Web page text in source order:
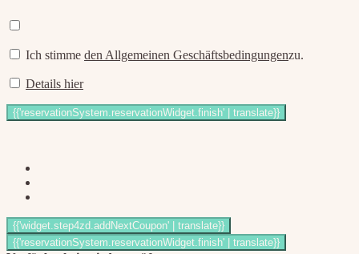
Ich stimme den Allgemeinen Geschäftsbedingungenzu.
Details hier